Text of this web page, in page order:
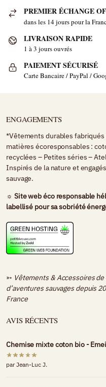
PREMIER ÉCHANGE
dans les 14 jours pour la
LIVRAISON RAPIDE
1 à 3 jours ouvrés
PAIEMENT SÉCURISÉ
Carte Bancaire / PayPal /
ENGAGEMENTS
*Vêtements durables
matières écoresponsables :
recyclées – Petites séries –
Inspirés de la nature et
sauvage.
☼ Site web éco responsable
labellisé pour sa sobriété
➳ Vêtements & Accessoires
d’aventures sauvages depuis
France
AVIS RÉCENTS
Chemise mixte coton bio -
par Jean-Luc J.